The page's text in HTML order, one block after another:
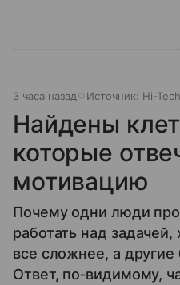
3 часа назад Источник: Hi-
Найдены
которые
мотивацию
Почему одни люди
работать над задачей,
все сложнее, а
Ответ, по‑видимому,